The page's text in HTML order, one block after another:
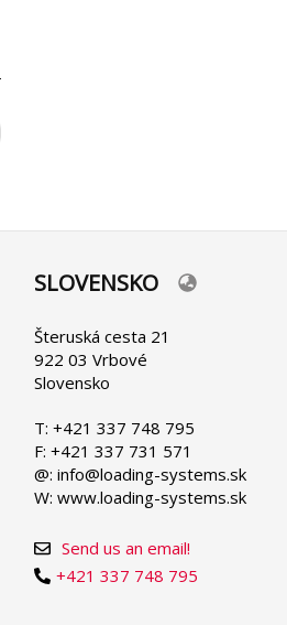
Select
language
SLOVENSKO
Šteruská cesta 21
922 03 Vrbové
Slovensko
T: +421 337 748 795
F: +421 337 731 571
@: info@loading-systems.sk
W: www.loading-systems.sk
+421 337 748 795
Send us an email!